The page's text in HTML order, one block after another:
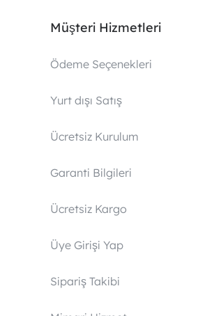
Müşteri Hizmetleri
Ödeme Seçenekleri
Yurt dışı Satış
Ücretsiz Kurulum
Garanti Bilgileri
Ücretsiz Kargo
Üye Girişi Yap
Sipariş Takibi